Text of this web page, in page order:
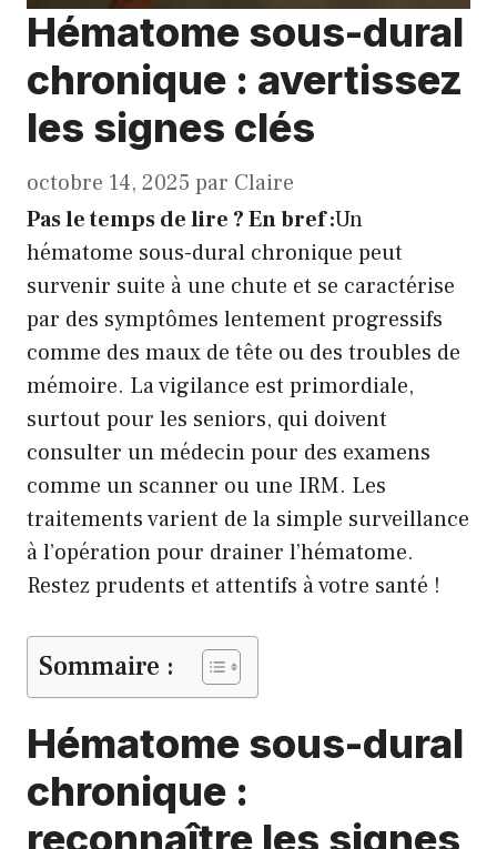
Hématome sous-dural
chronique : avertissez
les signes clés
octobre 14, 2025 par Claire
Pas le temps de lire ? En bref :Un
hématome sous-dural chronique peut
survenir suite à une chute et se caractérise
par des symptômes lentement progressifs
comme des maux de tête ou des troubles de
mémoire. La vigilance est primordiale,
surtout pour les seniors, qui doivent
consulter un médecin pour des examens
comme un scanner ou une IRM. Les
traitements varient de la simple surveillance
à l’opération pour drainer l’hématome.
Restez prudents et attentifs à votre santé !
Sommaire :
Hématome sous-dural
chronique :
reconnaître les signes